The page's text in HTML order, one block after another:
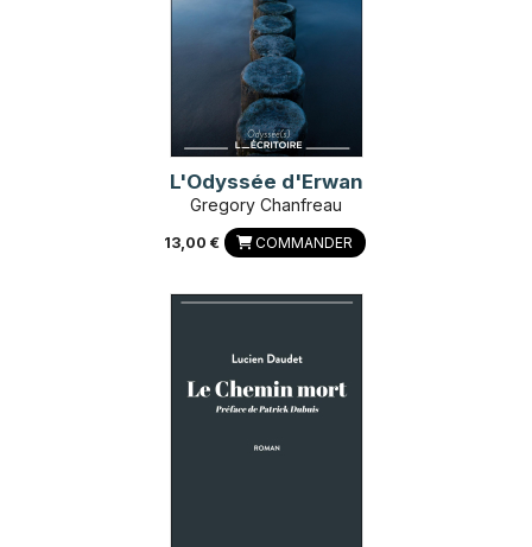
L'Odyssée d'Erwan
Gregory Chanfreau
13,00 € COMMANDER